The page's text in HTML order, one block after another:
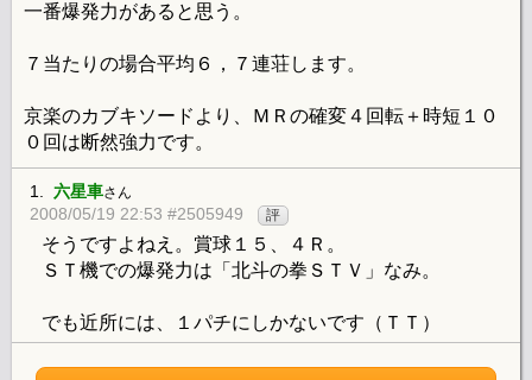
一番爆発力があると思う。
７当たりの場合平均６，７連荘します。
京楽のカブキソードより、ＭＲの確変４回転＋時短１０
０回は断然強力です。
1. 六星車さん
2008/05/19 22:53 #2505949 評
そうですよねえ。賞球１５、４Ｒ。
ＳＴ機での爆発力は「北斗の拳ＳＴＶ」なみ。
でも近所には、１パチにしかないです（ＴＴ）